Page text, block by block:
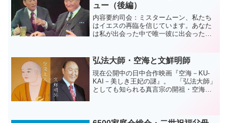
ュー（後編）
内容要約司会：ミスタームーン、私たち
はイエスの再臨を信じています。あなた
は私が出会った中で唯一彼に出会った人
師：彼はユダヤ人の姿をしていました。
司会：何歳くらいでしたか？...
弘法大師・空海と文鮮明師
現在公開中の日中合作映画『空海－KU-
KAI－美しき王妃の謎』。 「弘法大師」
としても知られる真言宗の開祖・空海